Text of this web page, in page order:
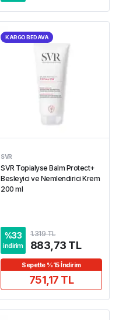
KARGO BEDAVA
SVR
SVR Topialyse Balm Protect+
Besleyici ve Nemlendirici Krem
200 ml
%33
indirim
1.319 TL
883,73 TL
Sepette %15 İndirim
751,17 TL